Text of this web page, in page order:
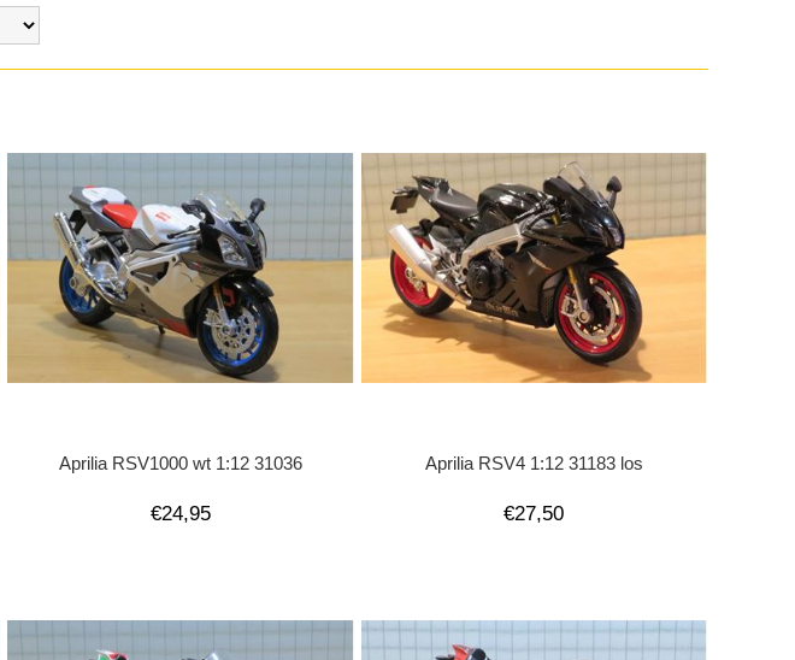
Aprilia RSV1000 wt 1:12 31036
€24,95
Aprilia RSV4 1:12 31183 los
€27,50